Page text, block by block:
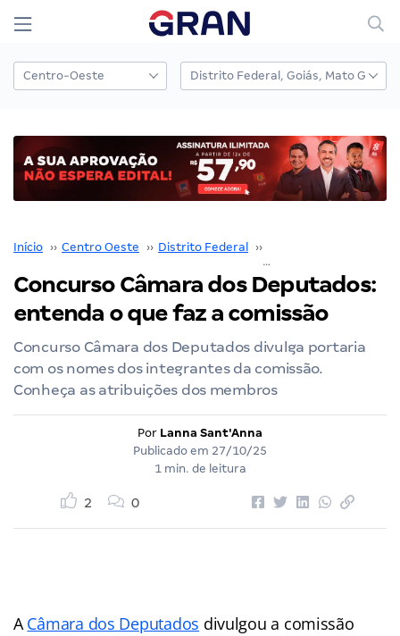
Início ›› Centro Oeste ›› Distrito Federal ››
Concurso Câmara dos Deputados:
entenda o que faz a comissão
Concurso Câmara dos Deputados divulga portaria
com os nomes dos integrantes da comissão.
Conheça as atribuições dos membros
Por Lanna Sant'Anna
Publicado em 27/10/25
1 min. de leitura
2 0
ACâmara dos Deputados divulgou a comissão